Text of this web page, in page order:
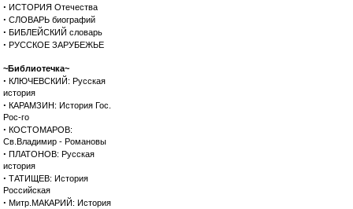
· ИСТОРИЯ Отечества
· СЛОВАРЬ биографий
· БИБЛЕЙСКИЙ словарь
· РУССКОЕ ЗАРУБЕЖЬЕ
~Библиотечка~
· КЛЮЧЕВСКИЙ: Русская
история
· КАРАМЗИН: История Гос.
Рос-го
· КОСТОМАРОВ:
Св.Владимир - Романовы
· ПЛАТОНОВ: Русская
история
· ТАТИЩЕВ: История
Российская
· Митр.МАКАРИЙ: История